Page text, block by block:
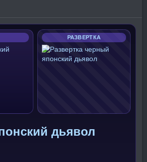
РАЗВЕРТКА
дьявол